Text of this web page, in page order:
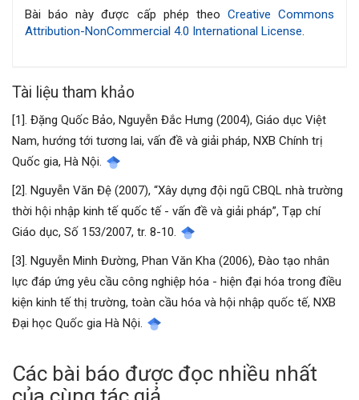
bài
Bài báo này được cấp phép theo Creative Commons
Attribution-NonCommercial 4.0 International License.
Tài liệu tham khảo
[1]. Đặng Quốc Bảo, Nguyễn Đắc Hưng (2004), Giáo dục Việt
Nam, hướng tới tương lai, vấn đề và giải pháp, NXB Chính trị
Quốc gia, Hà Nội.
[2]. Nguyễn Văn Đệ (2007), “Xây dựng đội ngũ CBQL nhà trường
thời hội nhập kinh tế quốc tế - vấn đề và giải pháp”, Tạp chí
Giáo dục, Số 153/2007, tr. 8-10.
[3]. Nguyễn Minh Đường, Phan Văn Kha (2006), Đào tạo nhân
lực đáp ứng yêu cầu công nghiệp hóa - hiện đại hóa trong điều
kiện kinh tế thị trường, toàn cầu hóa và hội nhập quốc tế, NXB
Đại học Quốc gia Hà Nội.
Các bài báo được đọc nhiều nhất